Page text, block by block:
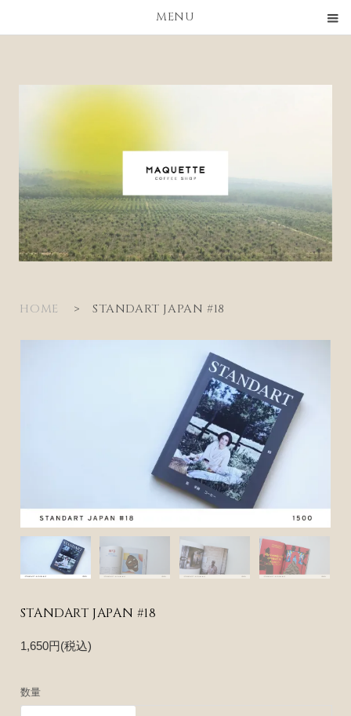
MENU
HOME > STANDART JAPAN #18
STANDART JAPAN #18
1,650円(税込)
数量